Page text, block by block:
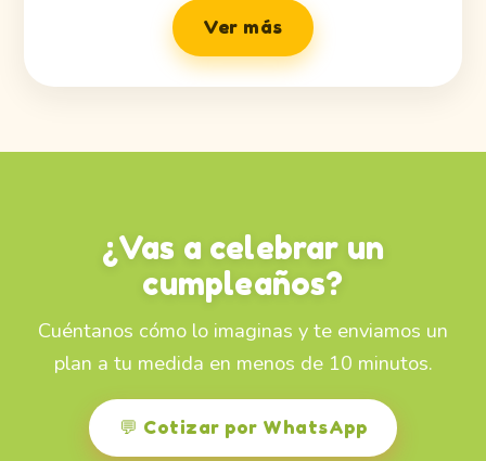
Ver más
¿Vas a celebrar un
cumpleaños?
Cuéntanos cómo lo imaginas y te enviamos un
plan a tu medida en menos de 10 minutos.
💬 Cotizar por WhatsApp